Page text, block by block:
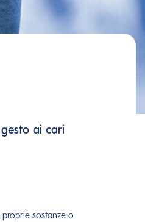
ai cari
sostanze o